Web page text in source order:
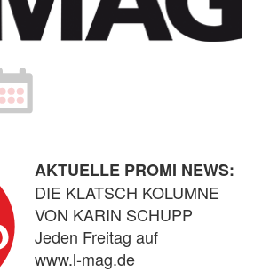
AKTUELLE PROMI NEWS:
DIE KLATSCH KOLUMNE
VON KARIN SCHUPP
Jeden Freitag auf
www.l-mag.de